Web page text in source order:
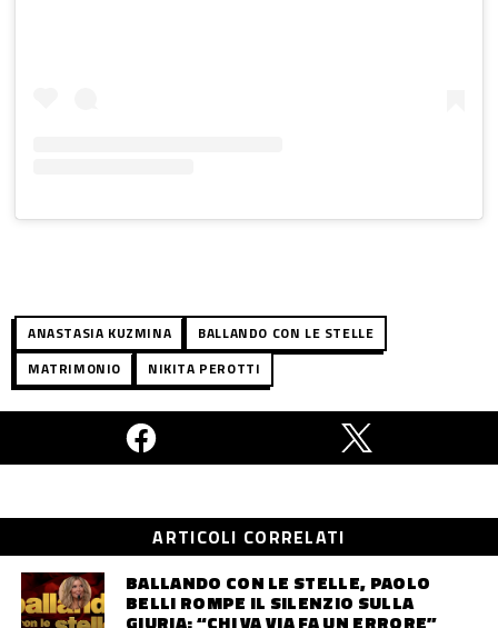
ANASTASIA KUZMINA
BALLANDO CON LE STELLE
MATRIMONIO
NIKITA PEROTTI
ARTICOLI CORRELATI
BALLANDO CON LE STELLE, PAOLO
BELLI ROMPE IL SILENZIO SULLA
GIURIA: “CHI VA VIA FA UN ERRORE”